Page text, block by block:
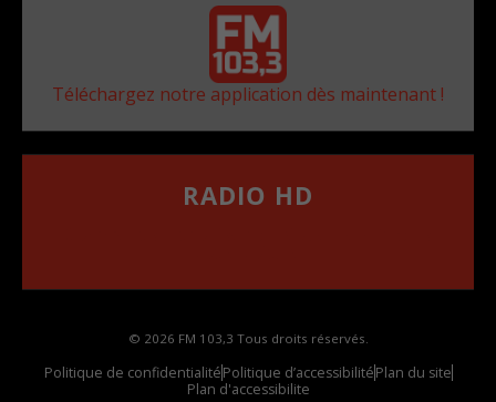
Téléchargez notre application dès maintenant !
RADIO HD
© 2026 FM 103,3 Tous droits réservés.
Politique de confidentialitéPolitique d’accessibilitéPlan du site
Plan d'accessibilite